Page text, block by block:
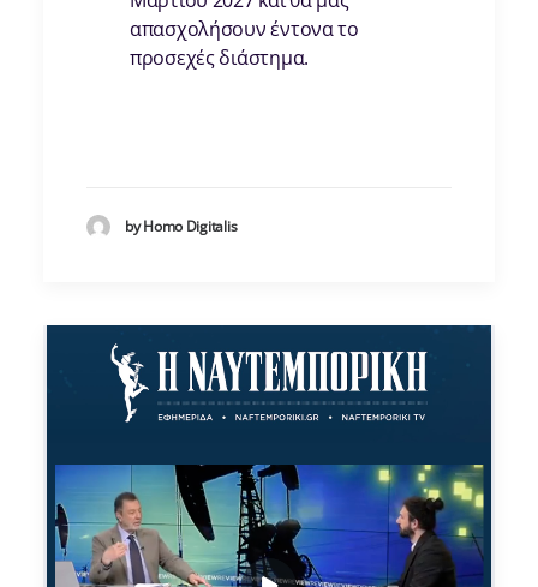
απασχολήσουν έντονα το
προσεχές διάστημα.
by Homo Digitalis